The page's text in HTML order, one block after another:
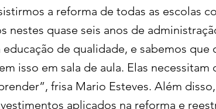
a reforma de todas as escolas
nestes quase seis anos de
de qualidade, e sabemos que
isso em sala de aula. Elas necessitam
frisa Mario Esteves. Além
aplicados na reforma e